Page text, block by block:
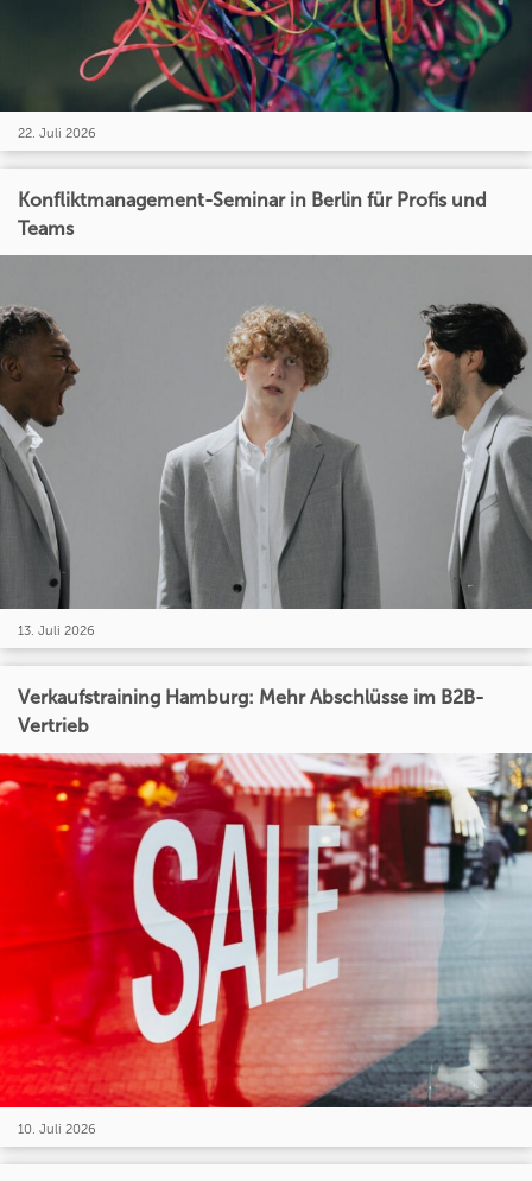
22. Juli 2026
Konfliktmanagement-Seminar in Berlin für Profis und
Teams
13. Juli 2026
Verkaufstraining Hamburg: Mehr Abschlüsse im B2B-
Vertrieb
10. Juli 2026